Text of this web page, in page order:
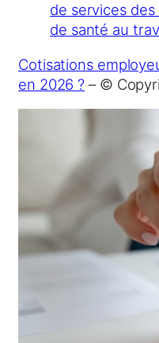
de services
de santé au
Cotisations
en 2026 ? – ©